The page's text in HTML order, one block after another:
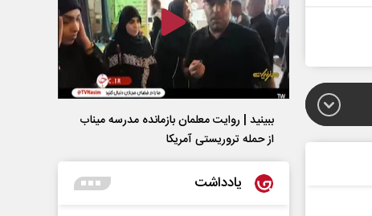
ببینید | روایت معلمان بازمانده مدرسه میناب
از حمله تروریستی آمریکا
یادداشت